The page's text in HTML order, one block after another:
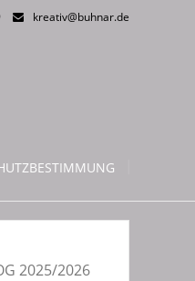
kreativ@buhnar.de
2025/2026